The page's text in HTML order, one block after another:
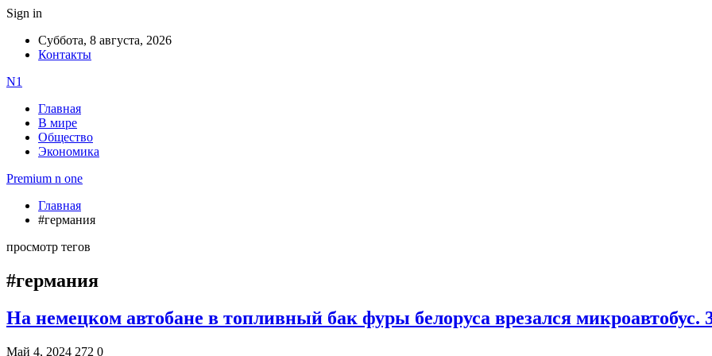
Sign in
Суббота, 8 августа, 2026
Контакты
N1
Главная
В мире
Общество
Экономика
Premium n one
Главная
#германия
просмотр тегов
#германия
На немецком автобане в топливный бак фуры белоруса врезался микроавтобус.
Май 4, 2024 272 0